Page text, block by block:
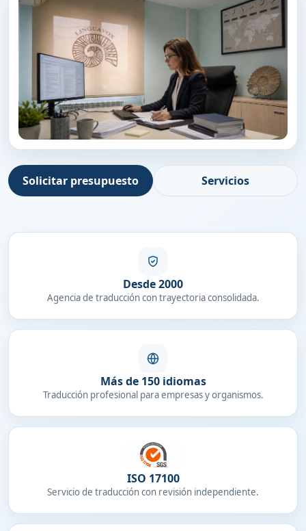
Solicitar presupuesto Servicios
Desde 2000
Agencia de traducción con trayectoria consolidada.
Más de 150 idiomas
Traducción profesional para empresas y organismos.
ISO 17100
Servicio de traducción con revisión independiente.